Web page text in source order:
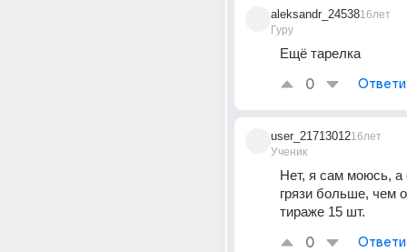
aleksandr_24538
Гуру
16лет
Ещё тарелка
0
user_21713012
Ученик
16лет
Нет, я сам моюсь, а
грязи больше, чем
тираже 15 шт.
0